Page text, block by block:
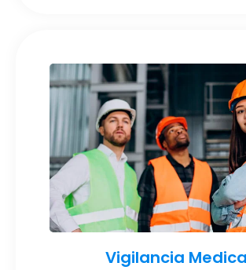
Vigilancia Medica